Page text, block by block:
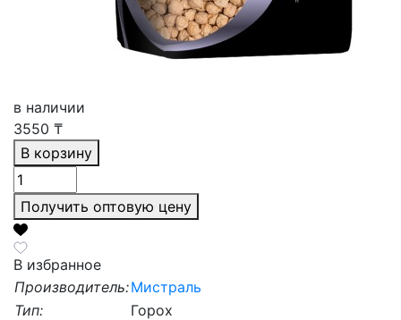
в наличии
3550 ₸
В корзину
Получить оптовую цену
В избранное
Производитель:Мистраль
Тип:
Горох